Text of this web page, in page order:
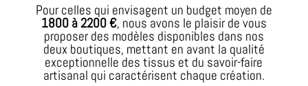
Pour celles qui envisagent un budget moyen de
1800 à 2200 €, nous avons le plaisir de vous
proposer des modèles disponibles dans nos
deux boutiques, mettant en avant la qualité
exceptionnelle des tissus et du savoir-faire
artisanal qui caractérisent chaque création.